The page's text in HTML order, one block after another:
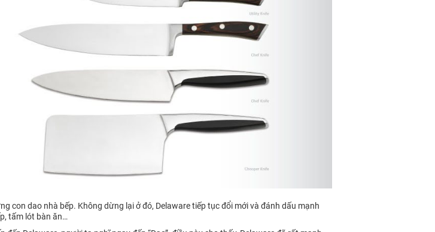
con dao nhà bếp. Không dừng lại ở đó, Delaware tiếp tục đổi mới và đánh dấu mạnh
tấm lót bàn ăn…